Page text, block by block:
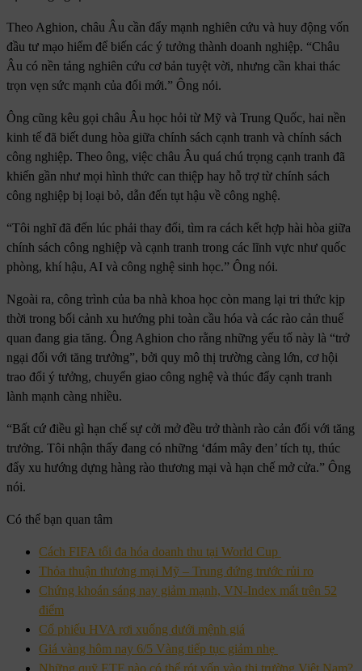
Theo Aghion, châu Âu cần đẩy mạnh nghiên cứu và huy động vốn
đầu tư mạo hiểm để biến các ý tưởng thành doanh nghiệp. “Châu
Âu có nền tảng nghiên cứu cơ bản tuyệt vời, nhưng cần khai thác
trọn vẹn sức mạnh của đổi mới.” Ông nói.
Ông cũng kêu gọi châu Âu học hỏi từ Mỹ và Trung Quốc, hai nền
kinh tế đã biết dung hòa giữa chính sách cạnh tranh và chính sách
công nghiệp. Theo ông, việc châu Âu quá chú trọng cạnh tranh đã
khiến gần như mọi hình thức can thiệp hay hỗ trợ từ chính sách
công nghiệp bị loại bỏ, dẫn đến tụt hậu về công nghệ.
“Tôi nghĩ đã đến lúc phải thay đổi, tìm ra cách kết hợp hài hòa giữa
chính sách công nghiệp và cạnh tranh trong các lĩnh vực như quốc
phòng, khí hậu, AI và công nghệ sinh học.” Ông nói.
Ngoài ra, công trình của ba nhà khoa học còn mang lại tri thức kịp
thời trong bối cảnh xu hướng phi toàn cầu hóa và các rào cản thuế
quan đang gia tăng. Ông Aghion cho rằng những yếu tố này là “trở
ngại đối với tăng trưởng”, bởi quy mô thị trường càng lớn, cơ hội
trao đổi ý tưởng, chuyển giao công nghệ và thúc đẩy cạnh tranh
lành mạnh càng nhiều.
“Bất cứ điều gì hạn chế sự cởi mở đều trở thành rào cản đối với tăng
trưởng. Tôi nhận thấy đang có những ‘đám mây đen’ tích tụ, thúc
đẩy xu hướng dựng hàng rào thương mại và hạn chế mở cửa.” Ông
nói.
Có thể bạn quan tâm
Cách FIFA tối đa hóa doanh thu tại World Cup
Thỏa thuận thương mại Mỹ – Trung đứng trước rủi ro
Chứng khoán sáng nay giảm mạnh, VN-Index mất trên 52
điểm
Cổ phiếu HVA rơi xuống dưới mệnh giá
Giá vàng hôm nay 6/5 Vàng tiếp tục giảm nhẹ